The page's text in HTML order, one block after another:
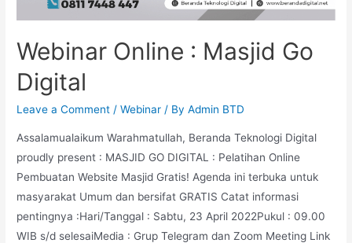
Webinar Online : Masjid Go
Digital
Leave a Comment /Webinar / ByAdmin BTD
Assalamualaikum Warahmatullah, Beranda Teknologi Digital
proudly present : MASJID GO DIGITAL : Pelatihan Online
Pembuatan Website Masjid Gratis! Agenda ini terbuka untuk
masyarakat Umum dan bersifat GRATIS Catat informasi
pentingnya :Hari/Tanggal : Sabtu, 23 April 2022Pukul : 09.00
WIB s/d selesaiMedia : Grup Telegram dan Zoom Meeting Link